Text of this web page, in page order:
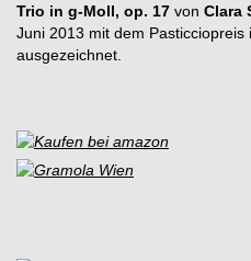
Trio in g-Moll, op. 17 von Clara
Juni 2013 mit dem Pasticciopreis
ausgezeichnet.